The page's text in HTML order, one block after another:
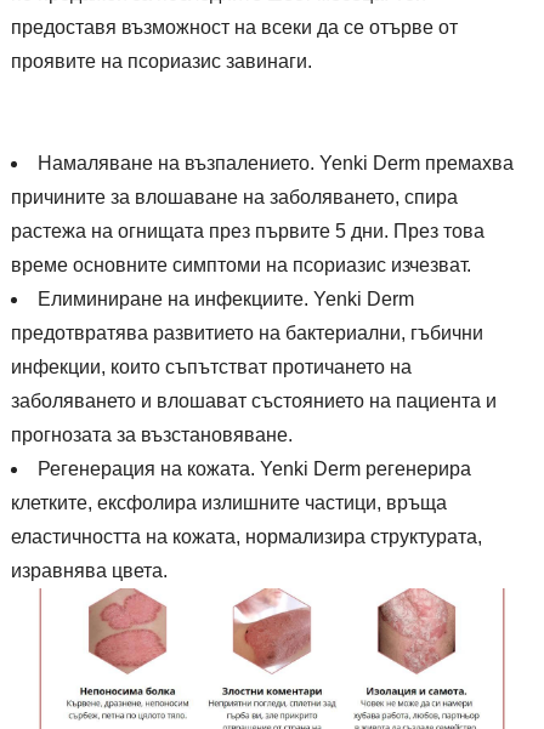
предоставя възможност на всеки да се отърве от
проявите на псориазис завинаги.
Намаляване на възпалението. Yenki Derm премахва
причините за влошаване на заболяването, спира
растежа на огнищата през първите 5 дни. През това
време основните симптоми на псориазис изчезват.
Елиминиране на инфекциите. Yenki Derm
предотвратява развитието на бактериални, гъбични
инфекции, които съпътстват протичането на
заболяването и влошават състоянието на пациента и
прогнозата за възстановяване.
Регенерация на кожата. Yenki Derm регенерира
клетките, ексфолира излишните частици, връща
еластичността на кожата, нормализира структурата,
изравнява цвета.